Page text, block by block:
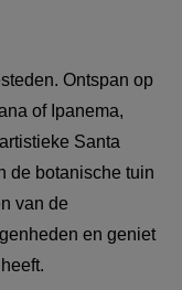
Ontspan op
of Ipanema,
Santa
de botanische tuin
van de
en geniet